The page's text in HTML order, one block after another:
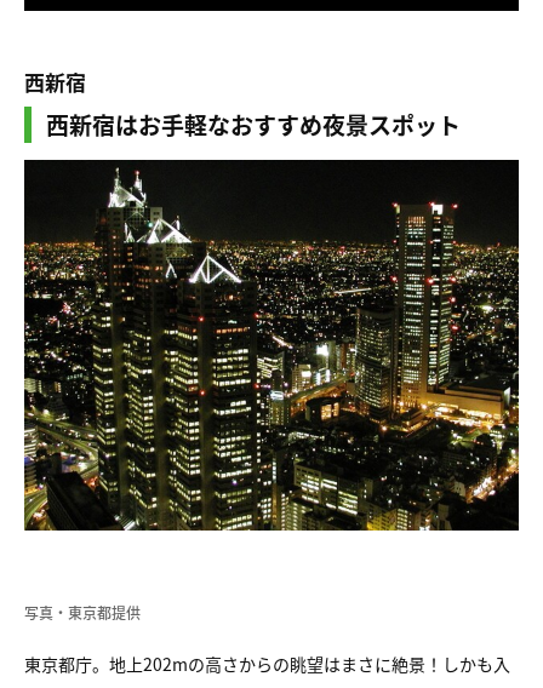
西新宿
西新宿はお手軽なおすすめ夜景スポット
写真・東京都提供
東京都庁。地上202mの高さからの眺望はまさに絶景！しかも入